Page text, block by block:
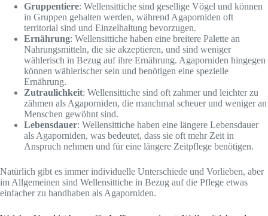
Gruppentiere: Wellensittiche sind gesellige Vögel und können
in Gruppen gehalten werden, während Agaporniden oft
territorial sind und Einzelhaltung bevorzugen.
Ernährung: Wellensittiche haben eine breitere Palette an
Nahrungsmitteln, die sie akzeptieren, und sind weniger
wählerisch in Bezug auf ihre Ernährung. Agaporniden hingegen
können wählerischer sein und benötigen eine spezielle
Ernährung.
Zutraulichkeit: Wellensittiche sind oft zahmer und leichter zu
zähmen als Agaporniden, die manchmal scheuer und weniger an
Menschen gewöhnt sind.
Lebensdauer: Wellensittiche haben eine längere Lebensdauer
als Agaporniden, was bedeutet, dass sie oft mehr Zeit in
Anspruch nehmen und für eine längere Zeitpflege benötigen.
Natürlich gibt es immer individuelle Unterschiede und Vorlieben, aber
im Allgemeinen sind Wellensittiche in Bezug auf die Pflege etwas
einfacher zu handhaben als Agaporniden.